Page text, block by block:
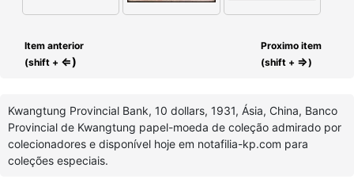
Item anterior
(shift + ⇐)
Proximo item
(shift + ⇒)
Kwangtung Provincial Bank, 10 dollars, 1931, Ásia, China, Banco
Provincial de Kwangtung papel-moeda de coleção admirado por
colecionadores e disponível hoje em notafilia-kp.com para
coleções especiais.